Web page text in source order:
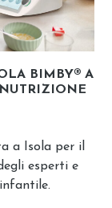
BIMBY® A
a Isola per il
esperti e